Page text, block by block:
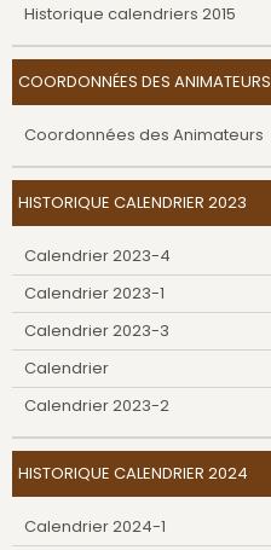
Historique calendriers 2015
COORDONNÉES DES ANIMATEURS
Coordonnées des Animateurs
HISTORIQUE CALENDRIER 2023
Calendrier 2023-4
Calendrier 2023-1
Calendrier 2023-3
Calendrier
Calendrier 2023-2
HISTORIQUE CALENDRIER 2024
Calendrier 2024-1